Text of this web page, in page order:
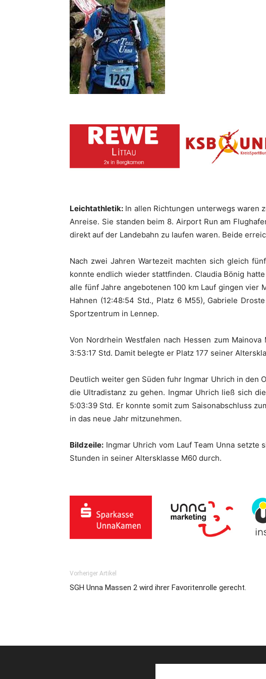
Leichtathletik: In allen Richtungen unterwegs waren
Anreise. Sie standen beim 8. Airport Run am
direkt auf der Landebahn zu laufen waren. Beide
Nach zwei Jahren Wartezeit machten sich gleich
konnte endlich wieder stattfinden. Claudia Bönig
alle fünf Jahre angebotenen 100 km Lauf gingen vier
Hahnen (12:48:54 Std., Platz 6 M55), Gabriele
Sportzentrum in Lennep.
Von Nordrhein Westfalen nach Hessen zum
3:53:17 Std. Damit belegte er Platz 177 seiner
Deutlich weiter gen Süden fuhr Ingmar Uhrich in den
die Ultradistanz zu gehen. Ingmar Uhrich ließ sich
5:03:39 Std. Er konnte somit zum Saisonabschluss
in das neue Jahr mitzunehmen.
Bildzeile: Ingmar Uhrich vom Lauf Team Unna
Stunden in seiner Altersklasse M60 durch.
Vorheriger Artikel
SGH Unna Massen 2 wird ihrer Favoritenrolle gerecht.